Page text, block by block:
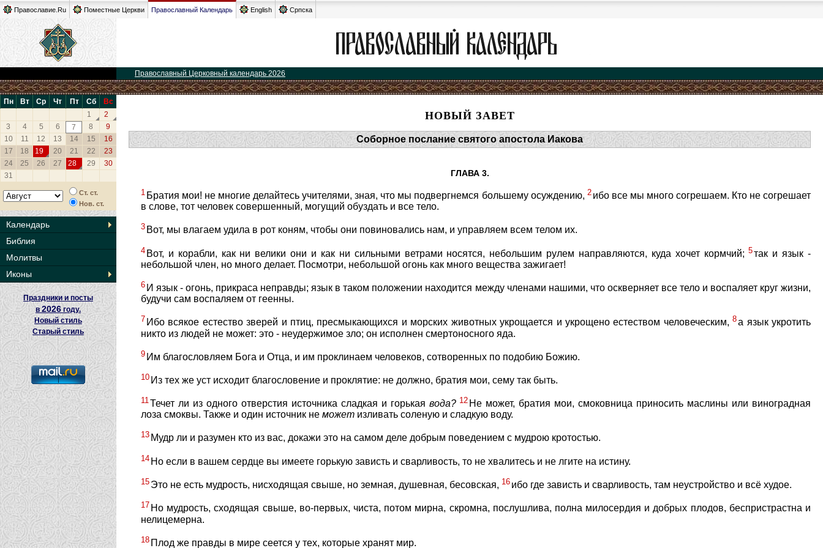
Православие.Ru Поместные Церкви Православный Календарь English Српска
Православный Церковный календарь 2026
Пн Вт Ср Чт Пт Сб
Вс
1
2
3
4 5 6 7 8
9
10
11 12 13 14 15
16
17
18 19 20 21 22
23
24
25 26 27 28 29
30
31
Ст. ст.
Нов. ст.
Календарь
Библия
Молитвы
Иконы
Праздники и посты
в2026 году.
Новый стиль
Старый стиль
НОВЫЙ ЗАВЕТ
Соборное послание святого апостола Иакова
ГЛАВА 3.
1 Братия мои! не многие делайтесь учителями, зная, что мы подвергнемся большему осуждению, 2 ибо все мы много согрешаем. Кто не согрешает
в слове, тот человек совершенный, могущий обуздать и все тело.
3 Вот, мы влагаем удила в рот коням, чтобы они повиновались нам, и управляем всем телом их.
4 Вот, и корабли, как ни велики они и как ни сильными ветрами носятся, небольшим рулем направляются, куда хочет кормчий;5так и язык -
небольшой член, но много делает. Посмотри, небольшой огонь как много вещества зажигает!
6 И язык - огонь, прикраса неправды; язык в таком положении находится между членами нашими, что оскверняет все тело и воспаляет круг жизни,
будучи сам воспаляем от геенны.
7 Ибо всякое естество зверей и птиц, пресмыкающихся и морских животных укрощается и укрощено естеством человеческим,8а язык укротить
никто из людей не может: это - неудержимое зло; он исполнен смертоносного яда.
9 Им благословляем Бога и Отца, и им проклинаем человеков, сотворенных по подобию Божию.
10 Из тех же уст исходит благословение и проклятие: не должно, братия мои, сему так быть.
11Течет ли из одного отверстия источника сладкая и горькая вода? 12 Не может, братия мои, смоковница приносить маслины или виноградная
лоза смоквы. Также и один источник не может изливать соленую и сладкую воду.
13 Мудр ли и разумен кто из вас, докажи это на самом деле добрым поведением с мудрою кротостью.
14 Но если в вашем сердце вы имеете горькую зависть и сварливость, то не хвалитесь и не лгите на истину.
15 Это не есть мудрость, нисходящая свыше, но земная, душевная, бесовская, 16 ибо где зависть и сварливость, там неустройство и всё худое.
17 Но мудрость, сходящая свыше, во-первых, чиста, потом мирна, скромна, послушлива, полна милосердия и добрых плодов, беспристрастна и
нелицемерна.
18 Плод же правды в мире сеется у тех, которые хранят мир.